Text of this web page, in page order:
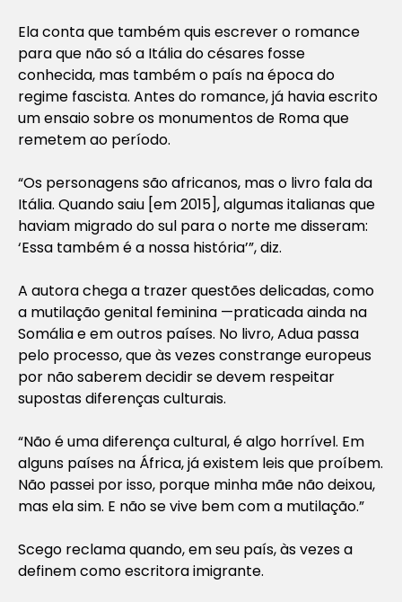
Ela conta que também quis escrever o romance
para que não só a Itália do césares fosse
conhecida, mas também o país na época do
regime fascista. Antes do romance, já havia escrito
um ensaio sobre os monumentos de Roma que
remetem ao período.
“Os personagens são africanos, mas o livro fala da
Itália. Quando saiu [em 2015], algumas italianas que
haviam migrado do sul para o norte me disseram:
‘Essa também é a nossa história’”, diz.
A autora chega a trazer questões delicadas, como
a mutilação genital feminina —praticada ainda na
Somália e em outros países. No livro, Adua passa
pelo processo, que às vezes constrange europeus
por não saberem decidir se devem respeitar
supostas diferenças culturais.
“Não é uma diferença cultural, é algo horrível. Em
alguns países na África, já existem leis que proíbem.
Não passei por isso, porque minha mãe não deixou,
mas ela sim. E não se vive bem com a mutilação.”
Scego reclama quando, em seu país, às vezes a
definem como escritora imigrante.